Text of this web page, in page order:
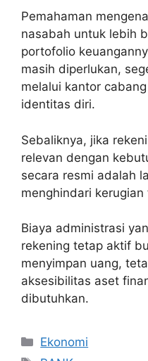
Pemahaman
nasabah untuk lebih
portofolio
masih diperlukan,
melalui kantor
identitas diri.
Sebaliknya, jika
relevan dengan
secara resmi adalah
menghindari
Biaya administrasi
rekening tetap aktif
menyimpan uang,
aksesibilitas aset
dibutuhkan.
Categories
Ekonomi